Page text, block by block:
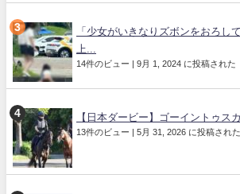
「少女がいきなりズボンをおろし
上...
14件のビュー | 9月 1, 2024 に投稿された
【日本ダービー】ゴーイントゥス
13件のビュー | 5月 31, 2026 に投稿された